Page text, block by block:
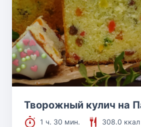
Творожный кулич на
1 ч. 30 мин.
308.0 ккал